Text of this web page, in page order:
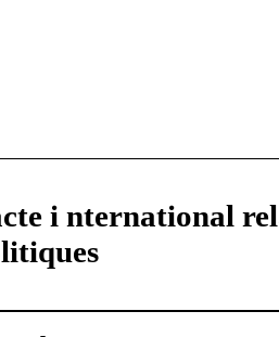
i nternational